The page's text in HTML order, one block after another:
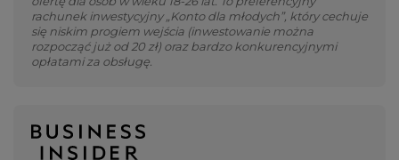
rachunek inwestycyjny „Konto dla młodych”, który cechuje
się niskim progiem wejścia (inwestowanie można
rozpocząć już od 20 zł) oraz bardzo konkurencyjnymi
opłatami za obsługę.